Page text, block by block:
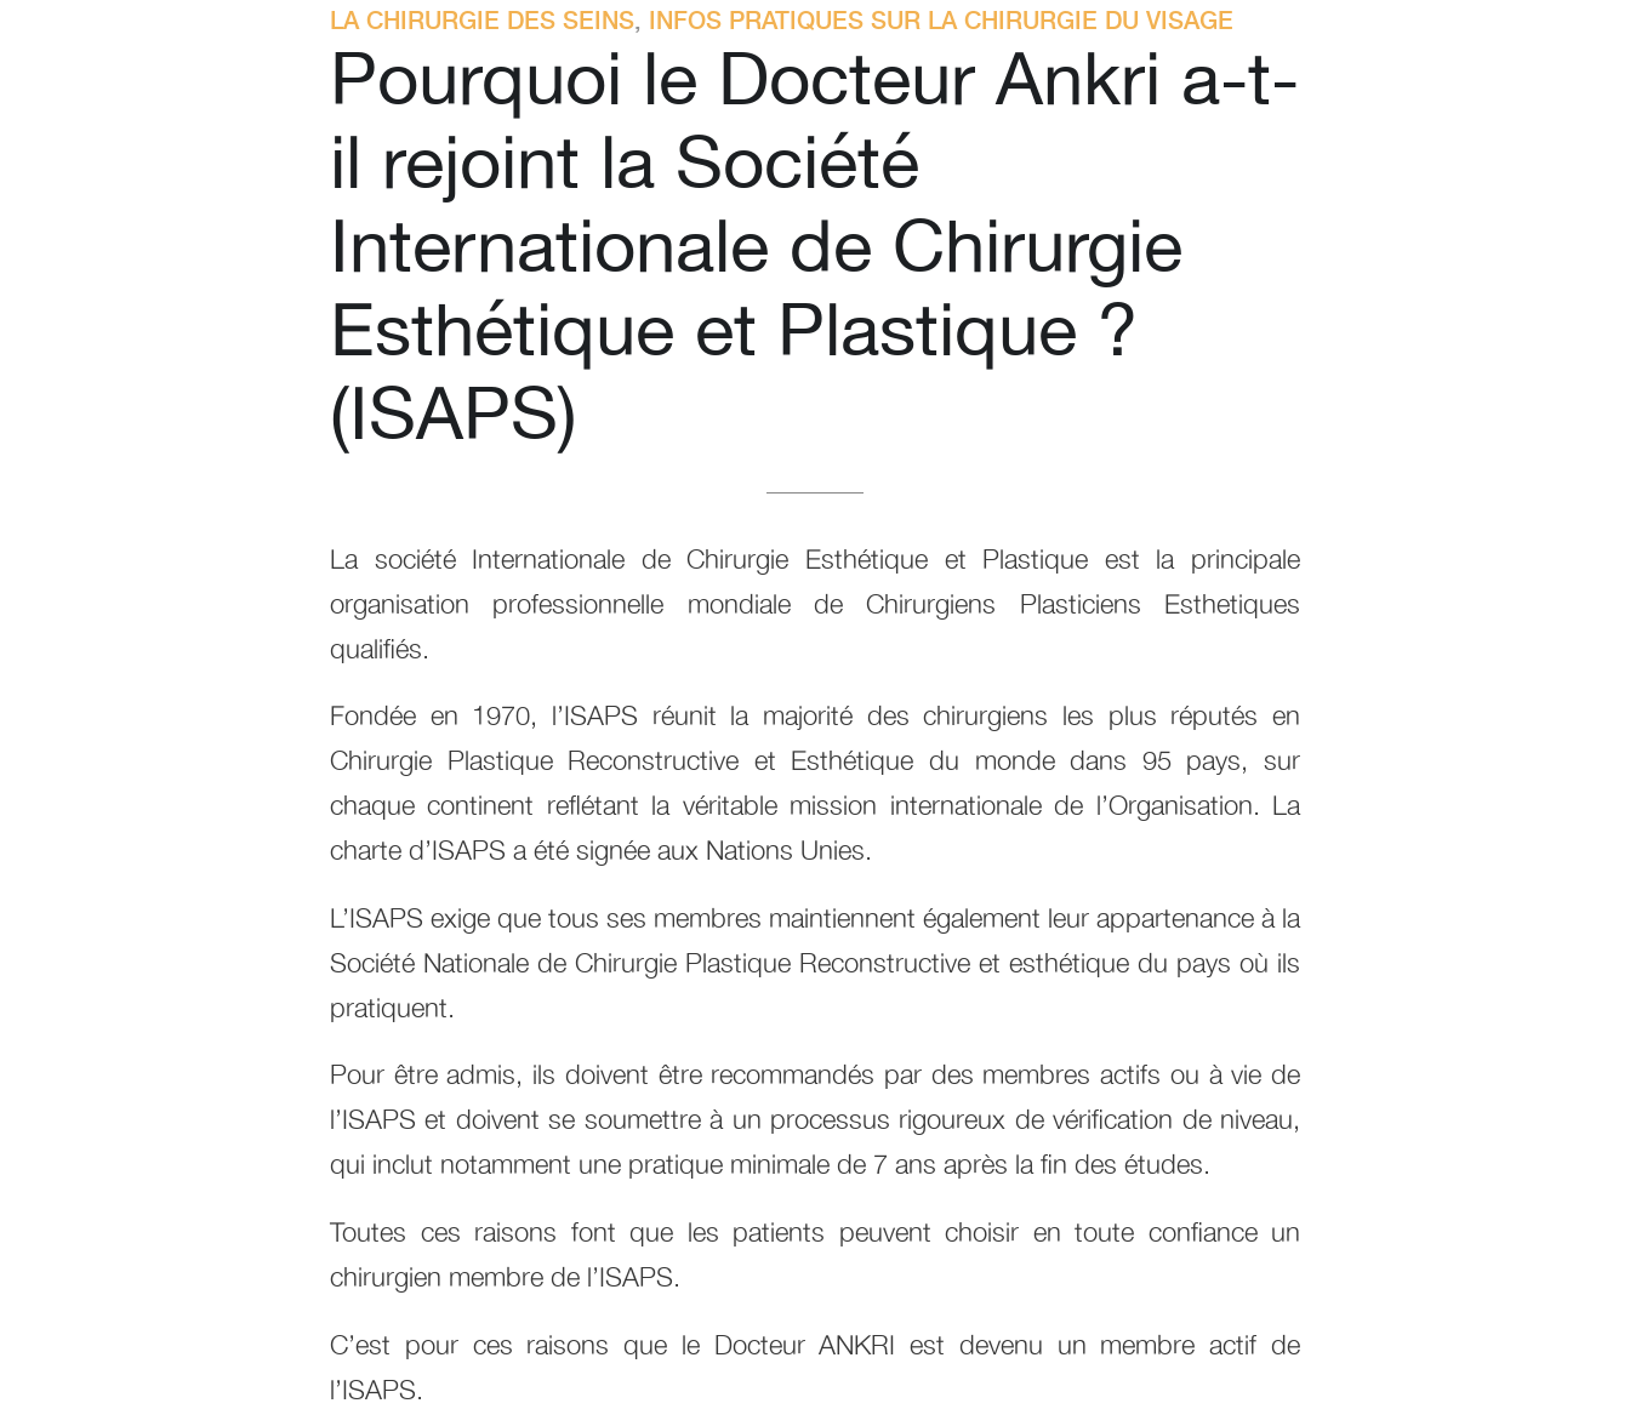
LA CHIRURGIE DES SEINS, INFOS PRATIQUES SUR LA CHIRURGIE DU VISAGE
Pourquoi le Docteur Ankri a-t-
il rejoint la Société
Internationale de Chirurgie
Esthétique et Plastique ?
(ISAPS)
La société Internationale de Chirurgie Esthétique et Plastique est la principale
organisation professionnelle mondiale de Chirurgiens Plasticiens Esthetiques
qualifiés.
Fondée en 1970, l’ISAPS réunit la majorité des chirurgiens les plus réputés en
Chirurgie Plastique Reconstructive et Esthétique du monde dans 95 pays, sur
chaque continent reflétant la véritable mission internationale de l’Organisation. La
charte d’ISAPS a été signée aux Nations Unies.
L’ISAPS exige que tous ses membres maintiennent également leur appartenance à la
Société Nationale de Chirurgie Plastique Reconstructive et esthétique du pays où ils
pratiquent.
Pour être admis, ils doivent être recommandés par des membres actifs ou à vie de
l’ISAPS et doivent se soumettre à un processus rigoureux de vérification de niveau,
qui inclut notamment une pratique minimale de 7 ans après la fin des études.
Toutes ces raisons font que les patients peuvent choisir en toute confiance un
chirurgien membre de l’ISAPS.
C’est pour ces raisons que le Docteur ANKRI est devenu un membre actif de
l’ISAPS.